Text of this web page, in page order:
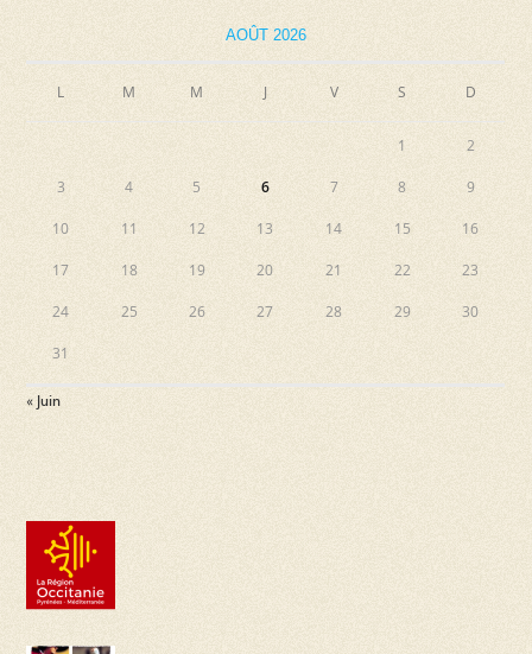
AOÛT 2026
L M M J V S D
1 2
3 4 5 6 7 8 9
10 11 12 13 14 15 16
17 18 19 20 21 22 23
24 25 26 27 28 29 30
31
« Juin